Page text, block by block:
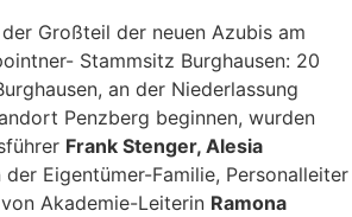
Großteil der neuen Azubis am
Stammsitz Burghausen: 20
an der Niederlassung
Penzberg beginnen, wurden
Frank Stenger, Alesia
der Eigentümer-Familie, Personalleiter
Akademie-Leiterin Ramona